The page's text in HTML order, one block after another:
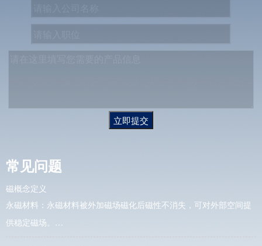
立即提交
常见问题
磁概念定义
永磁材料：永磁材料被外加磁场磁化后磁性不消失，可对外部空间提
供稳定磁场。…